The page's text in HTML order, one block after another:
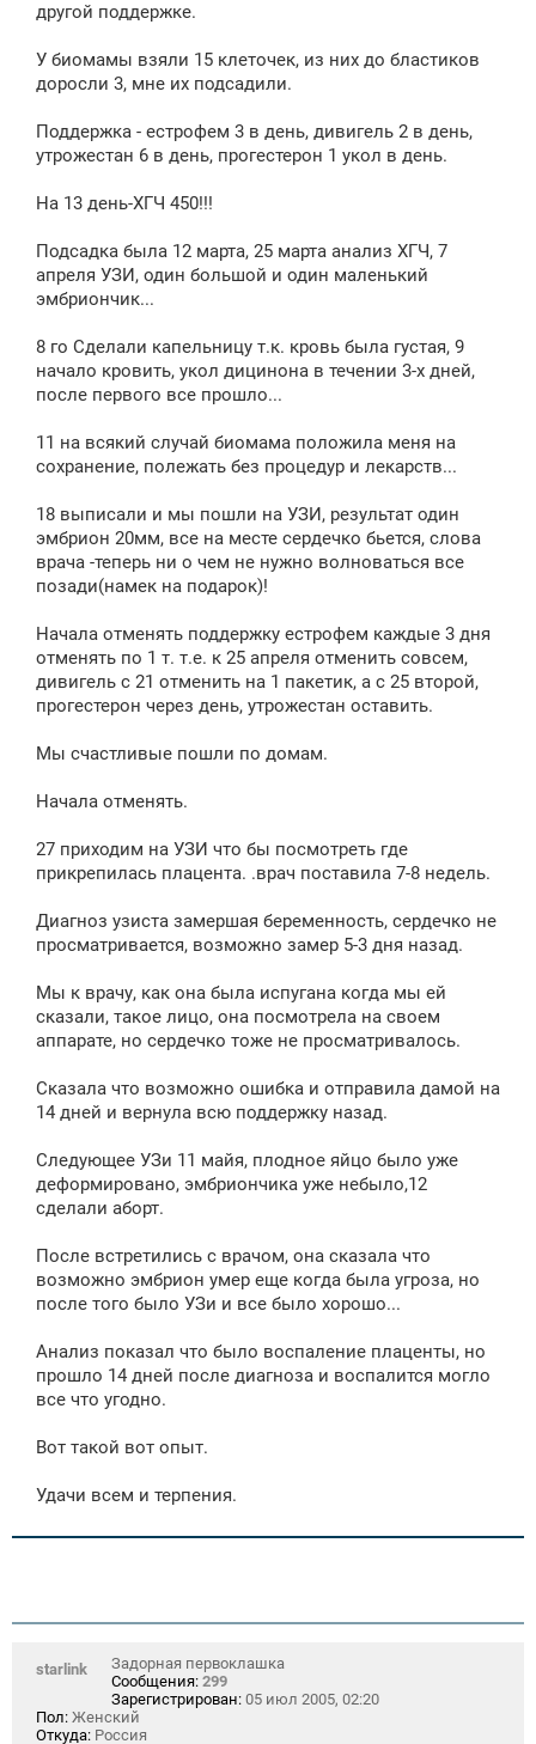
другой поддержке.
У биомамы взяли 15 клеточек, из них до бластиков
доросли 3, мне их подсадили.
Поддержка - естрофем 3 в день, дивигель 2 в день,
утрожестан 6 в день, прогестерон 1 укол в день.
На 13 день-ХГЧ 450!!!
Подсадка была 12 марта, 25 марта анализ ХГЧ, 7
апреля УЗИ, один большой и один маленький
эмбриончик...
8 го Сделали капельницу т.к. кровь была густая, 9
начало кровить, укол дицинона в течении 3-х дней,
после первого все прошло...
11 на всякий случай биомама положила меня на
сохранение, полежать без процедур и лекарств...
18 выписали и мы пошли на УЗИ, результат один
эмбрион 20мм, все на месте сердечко бьется, слова
врача -теперь ни о чем не нужно волноваться все
позади(намек на подарок)!
Начала отменять поддержку естрофем каждые 3 дня
отменять по 1 т. т.е. к 25 апреля отменить совсем,
дивигель с 21 отменить на 1 пакетик, а с 25 второй,
прогестерон через день, утрожестан оставить.
Мы счастливые пошли по домам.
Начала отменять.
27 приходим на УЗИ что бы посмотреть где
прикрепилась плацента. .врач поставила 7-8 недель.
Диагноз узиста замершая беременность, сердечко не
просматривается, возможно замер 5-3 дня назад.
Мы к врачу, как она была испугана когда мы ей
сказали, такое лицо, она посмотрела на своем
аппарате, но сердечко тоже не просматривалось.
Сказала что возможно ошибка и отправила дамой на
14 дней и вернула всю поддержку назад.
Следующее УЗи 11 майя, плодное яйцо было уже
деформировано, эмбриончика уже небыло,12
сделали аборт.
После встретились с врачом, она сказала что
возможно эмбрион умер еще когда была угроза, но
после того было УЗи и все было хорошо...
Анализ показал что было воспаление плаценты, но
прошло 14 дней после диагноза и воспалится могло
все что угодно.
Вот такой вот опыт.
Удачи всем и терпения.
starlink
Задорная первоклашка
Сообщения: 299
Зарегистрирован: 05 июл 2005, 02:20
Пол: Женский
Откуда: Россия